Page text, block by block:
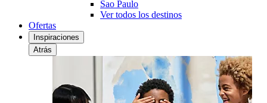
Sao Paulo
Ver todos los destinos
Ofertas
Inspiraciones
Atrás